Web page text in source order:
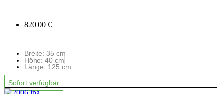
820,00 €
Breite: 35 cm
Höhe: 40 cm
Länge: 125 cm
Sofort verfügbar